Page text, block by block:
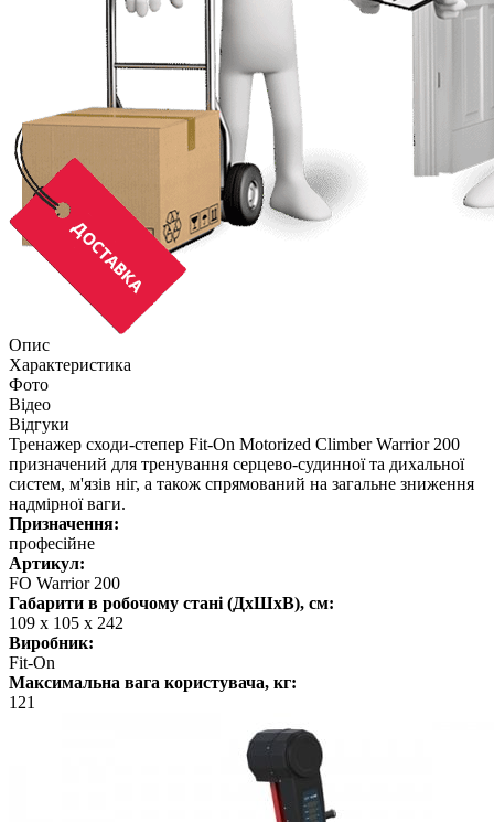
Опис
Характеристика
Фото
Відео
Відгуки
Тренажер сходи-степер Fit-On Motorized Climber Warrior 200
призначений для тренування серцево-судинної та дихальної
систем, м'язів ніг, а також спрямований на загальне зниження
надмірної ваги.
Призначення:
професійне
Артикул:
FO Warrior 200
Габарити в робочому стані (ДхШхВ), см:
109 x 105 x 242
Виробник:
Fit-On
Максимальна вага користувача, кг:
121